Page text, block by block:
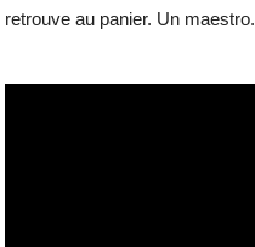
retrouve au panier. Un maestro.